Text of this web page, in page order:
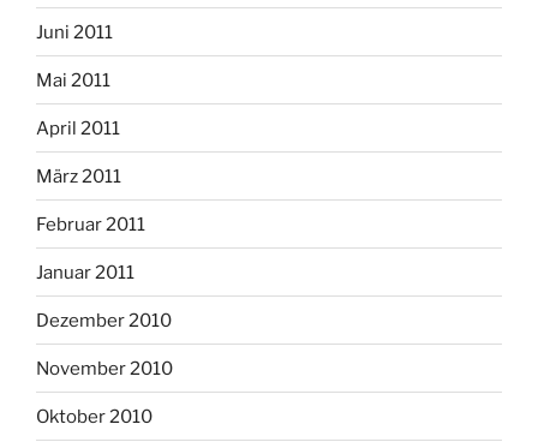
Juni 2011
Mai 2011
April 2011
März 2011
Februar 2011
Januar 2011
Dezember 2010
November 2010
Oktober 2010